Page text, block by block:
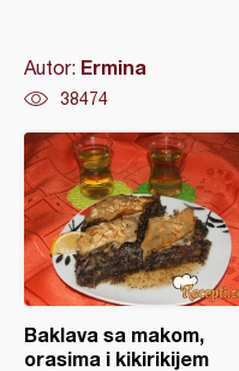
Autor: Ermina
38474
Baklava sa makom,
orasima i kikirikijem